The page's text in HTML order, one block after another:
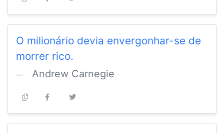
O milionário devia envergonhar-se de
morrer rico.
Andrew Carnegie